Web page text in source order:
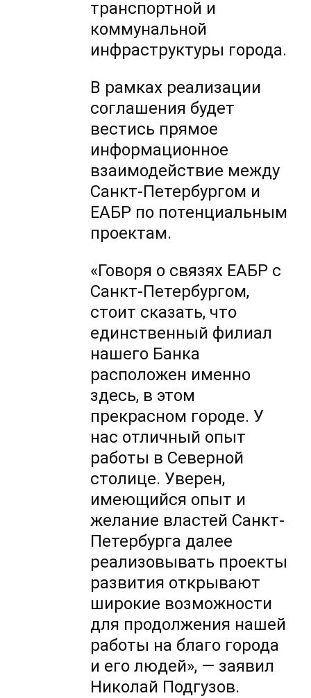
транспортной и
коммунальной
инфраструктуры города.
В рамках реализации
соглашения будет
вестись прямое
информационное
взаимодействие между
Санкт-Петербургом и
ЕАБР по потенциальным
проектам.
«Говоря о связях ЕАБР с
Санкт-Петербургом,
стоит сказать, что
единственный филиал
нашего Банка
расположен именно
здесь, в этом
прекрасном городе. У
нас отличный опыт
работы в Северной
столице. Уверен,
имеющийся опыт и
желание властей Санкт-
Петербурга далее
реализовывать проекты
развития открывают
широкие возможности
для продолжения нашей
работы на благо города
и его людей», — заявил
Николай Подгузов.